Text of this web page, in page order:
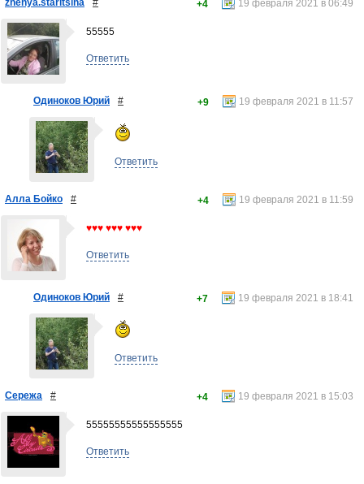
zhenya.staritsina # 19 февраля 2021 в 06:49
+4
55555
Ответить
Одиноков Юрий # 19 февраля 2021 в 11:57
+9
Ответить
Алла Бойко # 19 февраля 2021 в 11:59
+4
♥♥♥ ♥♥♥ ♥♥♥
Ответить
Одиноков Юрий # 19 февраля 2021 в 18:41
+7
Ответить
Сережа # 19 февраля 2021 в 15:03
+4
55555555555555555
Ответить